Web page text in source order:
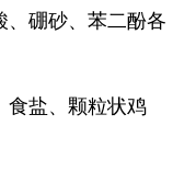
、硼砂、苯二酚各
食盐、颗粒状鸡